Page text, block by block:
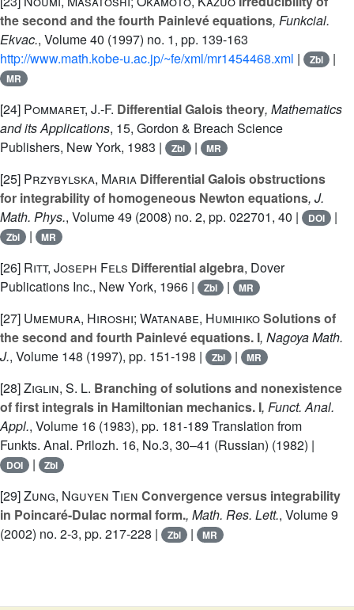
the second and the fourth Painlevé equations, Funkcial.
Ekvac., Volume 40 (1997) no. 1, pp. 139-163
http://www.math.kobe-u.ac.jp/~fe/xml/mr1454468.xml | Zbl |
MR
[24] Pommaret, J.-F. Differential Galois theory, Mathematics
and its Applications, 15, Gordon & Breach Science
Publishers, New York, 1983 |
Zbl | MR
[25] Przybylska, Maria Differential Galois obstructions
for integrability of homogeneous Newton equations, J.
Math. Phys., Volume 49 (2008) no. 2, pp. 022701, 40 | DOI |
Zbl | MR
[26] Ritt, Joseph Fels Differential algebra, Dover
Publications Inc., New York, 1966 |
Zbl | MR
[27] Umemura, Hiroshi; Watanabe, HumihikoSolutions of
the second and fourth Painlevé equations. I, Nagoya Math.
J., Volume 148 (1997), pp. 151-198 | Zbl | MR
[28]Ziglin, S. L. Branching of solutions and nonexistence
of first integrals in Hamiltonian mechanics. I, Funct. Anal.
Appl., Volume 16 (1983), pp. 181-189 Translation from
Funkts. Anal. Prilozh. 16, No.3, 30–41 (Russian) (1982) |
DOI | Zbl
[29]Zung, Nguyen Tien Convergence versus integrability
in Poincaré-Dulac normal form., Math. Res. Lett., Volume 9
(2002) no. 2-3, pp. 217-228 |
Zbl | MR